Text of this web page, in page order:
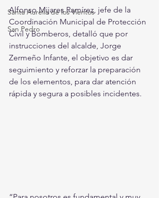
Santa Aurelia de los Vientos
San Pedro
Alfonso Mijares Ramírez, jefe de la
Coordinación Municipal de Protección
Civil y Bomberos, detalló que por
instrucciones del alcalde, Jorge
Zermeño Infante, el objetivo es dar
seguimiento y reforzar la preparación
de los elementos, para dar atención
rápida y segura a posibles incidentes.